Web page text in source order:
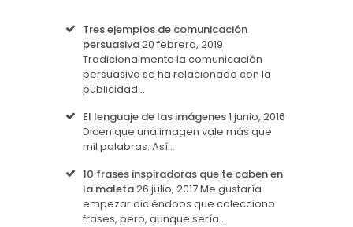
Tres ejemplos de comunicación
persuasiva20 febrero, 2019
Tradicionalmente la comunicación
persuasiva se ha relacionado con la
publicidad…
El lenguaje de las imágenes1 junio, 2016
Dicen que una imagen vale más que
mil palabras. Así…
10 frases inspiradoras que te caben en
la maleta26 julio, 2017Me gustaría
empezar diciéndoos que colecciono
frases, pero, aunque sería…